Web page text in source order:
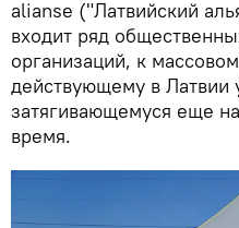
alianse ("Латвийский
входит ряд
организаций, к
действующему в Латвии
затягивающемуся еще
время.